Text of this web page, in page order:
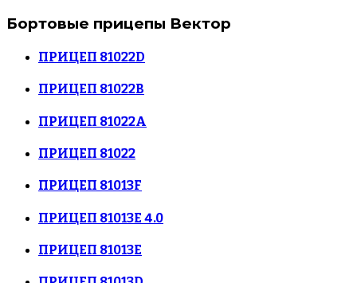
Бортовые прицепы Вектор
ПРИЦЕП 81022D
ПРИЦЕП 81022B
ПРИЦЕП 81022A
ПРИЦЕП 81022
ПРИЦЕП 81013F
ПРИЦЕП 81013E 4.0
ПРИЦЕП 81013E